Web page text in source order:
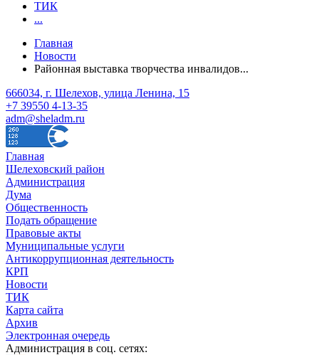
ТИК
...
Главная
Новости
Районная выставка творчества инвалидов...
666034, г. Шелехов, улица Ленина, 15
+7 39550 4-13-35
adm@sheladm.ru
Главная
Шелеховский район
Администрация
Дума
Общественность
Подать обращение
Правовые акты
Муниципальные услуги
Антикоррупционная деятельность
КРП
Новости
ТИК
Карта сайта
Архив
Электронная очередь
Администрация в соц. сетях: